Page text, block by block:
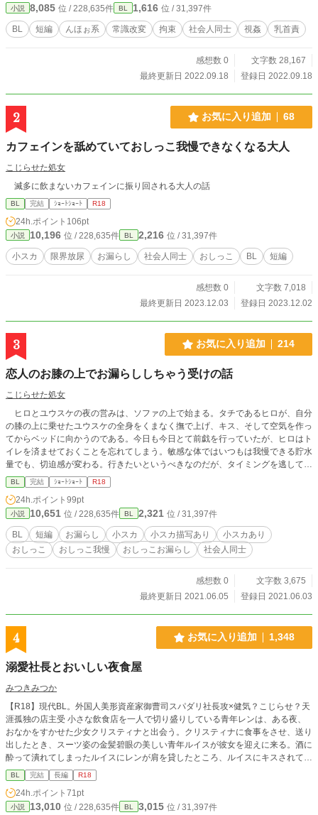
小説 8,085 位 / 228,635件 BL 1,616 位 / 31,397件
BL 短編 んほぉ系 常識改変 拘束 社会人同士 視姦 乳首責
感想数 0
文字数 28,167
最終更新日 2022.09.18
登録日 2022.09.18
2 お気に入り追加 68
カフェインを舐めていておしっこ我慢できなくなる大人
こじらせた処女
滅多に飲まないカフェインに振り回される大人の話
BL 完結 ｼｮｰﾄｼｮｰﾄ R18
24h.ポイント 106pt
小説 10,196 位 / 228,635件 BL 2,216 位 / 31,397件
小スカ 限界放尿 お漏らし 社会人同士 おしっこ BL 短編
感想数 0
文字数 7,018
最終更新日 2023.12.03
登録日 2023.12.02
3 お気に入り追加 214
恋人のお膝の上でお漏らししちゃう受けの話
こじらせた処女
ヒロとユウスケの夜の営みは、ソファの上で始まる。タチであるヒロが、自分
の膝の上に乗せたユウスケの全身をくまなく撫で上げ、キス、そして空気を作っ
てからベッドに向かうのである。今日も今日とて前戯を行っていたが、ヒロはト
イレを済ませておくことを忘れてしまう。敏感な体ではいつもは我慢できる貯水
量でも、切迫感が変わる。行きたいというべきなのだが、タイミングを逃してな
かなか言い出せず…？
BL 完結 ｼｮｰﾄｼｮｰﾄ R18
24h.ポイント 99pt
小説 10,651 位 / 228,635件 BL 2,321 位 / 31,397件
BL 短編 お漏らし 小スカ 小スカ描写あり
小スカあり
おしっこ
おしっこ我慢 おしっこお漏らし 社会人同士
感想数 0
文字数 3,675
最終更新日 2021.06.05
登録日 2021.06.03
4 お気に入り追加 1,348
溺愛社長とおいしい夜食屋
みつきみつか
【R18】現代BL。外国人美形資産家御曹司スパダリ社長攻×健気？こじらせ？天
涯孤独の店主受 小さな飲食店を一人で切り盛りしている青年レンは、ある夜、
おなかをすかせた少女クリスティナと出会う。クリスティナに食事をさせ、送り
出したとき、スーツ姿の金髪碧眼の美しい青年ルイスが彼女を迎えに来る。酒に
酔って潰れてしまったルイスにレンが肩を貸したところ、ルイスにキスされて、
レンは抗えず――。「あなたを食べてもいいですか？」そして流されるままに体
を重ねたものの、その後連絡はなく……。 敬語攻、敬語受。若干ごはんも
の。溺愛・執着。基本ラブコメ、時々切ない系。体の関係から始まる純愛もの。
春夏秋冬の連作短編。一年目の春夏秋冬、二年目の春夏秋冬、三年目の春夏秋
BL 完結 長編 R18
24h.ポイント 71pt
小説 13,010 位 / 228,635件 BL 3,015 位 / 31,397件